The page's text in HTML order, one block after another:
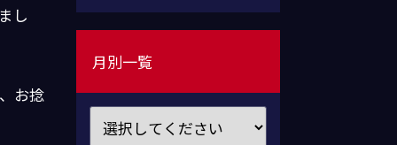
し
お捻
月別一覧